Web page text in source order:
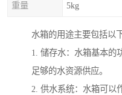
重量 5kg
水箱的用途主要包括以
1. 储存水：水箱基本的
足够的水资源供应。
2. 供水系统：水箱可以